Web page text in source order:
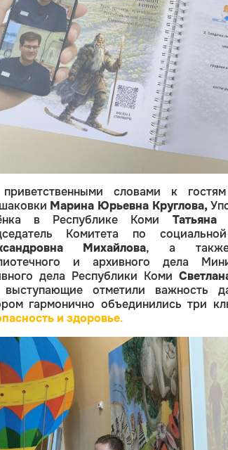
словами к гостям
Марина Юрьевна Круглова,
в Республике Коми Татьяна
Комитета по
Михайлова, а также
и архивного дела
дела Республики Коми
отметили важность
гармонично объединились три
и здоровье.